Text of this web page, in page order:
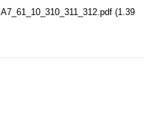
A7_61_10_310_311_312.pdf (1.39